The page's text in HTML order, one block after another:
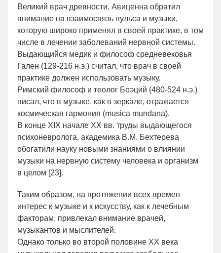
Великий врач древности, Авиценна обратил
внимание на взаимосвязь пульса и музыки,
которую широко применял в своей практике, в том
числе в лечении заболеваний нервной системы.
Выдающийся медик и философ средневековья
Гален (129-216 н.э.) считал, что врач в своей
практике должен использовать музыку.
Римский философ и теолог Боэций (480-524 н.э.)
писал, что в музыке, как в зеркале, отражается
космическая гармония (musica mundana).
В конце XIX начале XX вв. труды выдающегося
психоневролога, академика В.М. Бехтерева
обогатили науку новыми знаниями о влиянии
музыки на нервную систему человека и организм
в целом [23].
Таким образом, на протяжении всех времен
интерес к музыке и к искусству, как к лечебным
факторам, привлекал внимание врачей,
музыкантов и мыслителей.
Однако только во второй половине XX века